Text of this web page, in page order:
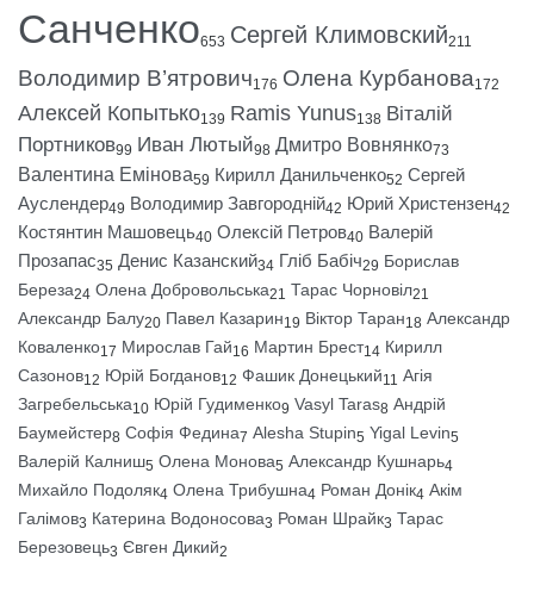
Санченко653 Сергей Климовский211
Володимир В’ятрович176 Олена Курбанова172
Алексей Копытько139 Ramis Yunus138 Віталій
Портников99 Иван Лютый98 Дмитро Вовнянко73
Валентина Емінова59 Кирилл Данильченко52 Сергей
Ауслендер49 Володимир Завгородній42 Юрий Христензен42
Костянтин Машовець40 Олексій Петров40 Валерій
Прозапас35 Денис Казанский34 Гліб Бабіч29 Борислав
Береза24 Олена Добровольська21 Тарас Чорновіл21
Александр Балу20 Павел Казарин19 Віктор Таран18 Александр
Коваленко17 Мирослав Гай16 Мартин Брест14 Кирилл
Сазонов12 Юрій Богданов12 Фашик Донецький11 Агія
Загребельська10 Юрій Гудименко9 Vasyl Taras8 Андрій
Баумейстер8 Софія Федина7 Alesha Stupin5 Yigal Levin5
Валерій Калниш5 Олена Монова5 Александр Кушнарь4
Михайло Подоляк4 Олена Трибушна4 Роман Донік4 Акім
Галімов3 Катерина Водоносова3 Роман Шрайк3 Тарас
Березовець3 Євген Дикий2